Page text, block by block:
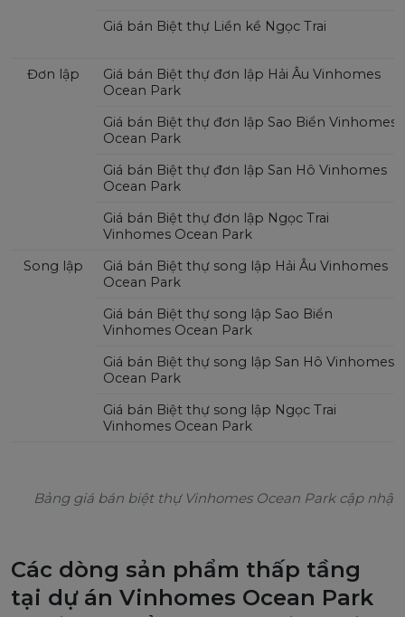
Bảng giá bán biệt thự Vinhomes Ocean Park cập nhật
Giá bán Biệt thự Liền kề Ngọc Trai
Đơn lập
Giá bán Biệt thự đơn lập Hải Âu Vinhomes
Ocean Park
Giá bán Biệt thự đơn lập Sao Biển Vinhomes
Ocean Park
Giá bán Biệt thự đơn lập San Hô Vinhomes
Ocean Park
Giá bán Biệt thự đơn lập Ngọc Trai
Vinhomes Ocean Park
Song lập
Giá bán Biệt thự song lập Hải Âu Vinhomes
Ocean Park
Giá bán Biệt thự song lập Sao Biển
Vinhomes Ocean Park
Giá bán Biệt thự song lập San Hô Vinhomes
Ocean Park
Giá bán Biệt thự song lập Ngọc Trai
Vinhomes Ocean Park
Các dòng sản phẩm thấp tầng
tại dự án Vinhomes Ocean Park